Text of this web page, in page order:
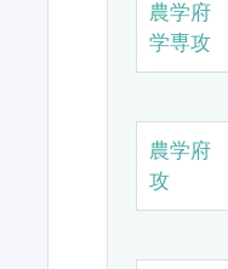
農学府
学専攻
農学府
攻